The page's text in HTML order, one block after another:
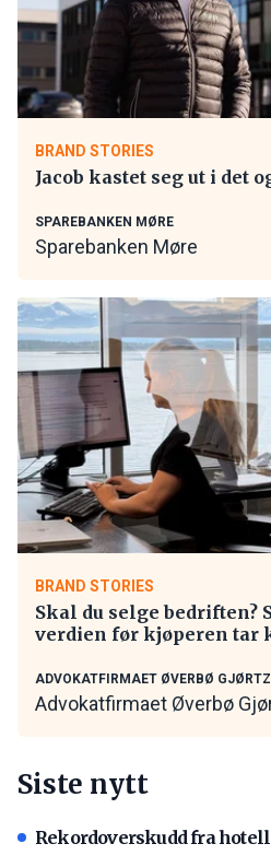
BRAND STORIES
Jacob kastet seg ut i det
SPAREBANKEN MØRE
Sparebanken Møre
BRAND STORIES
Skal du selge bedriften?
verdien før kjøperen tar
ADVOKATFIRMAET ØVERBØ GJØRTZ
Advokatfirmaet Øverbø
Siste nytt
Rekordoverskudd fra hotell